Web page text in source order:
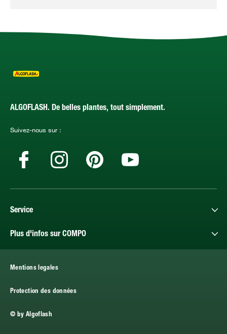
ALGOFLASH. De belles plantes, tout simplement.
Suivez-nous sur :
Service
Plus d'infos sur COMPO
Mentions legales
Protection des données
© by Algoflash